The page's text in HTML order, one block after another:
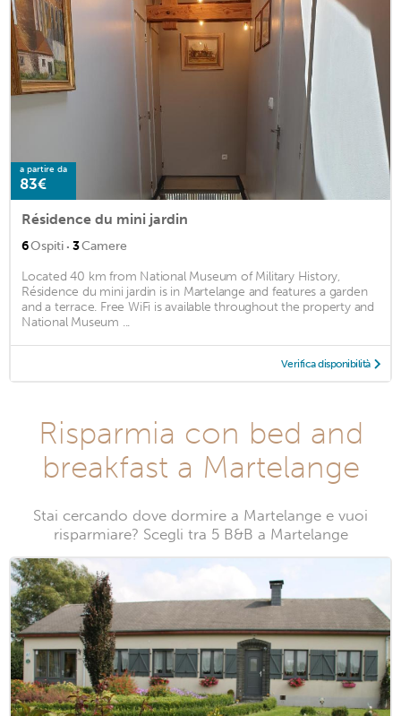
a partire da
83€
Résidence du mini jardin
6Ospiti · 3Camere
Located 40 km from National Museum of Military History,
Résidence du mini jardin is in Martelange and features a garden
and a terrace. Free WiFi is available throughout the property and
National Museum ...
Verifica disponibilità
Risparmia con bed and
breakfast a Martelange
Stai cercando dove dormire a Martelange e vuoi
risparmiare? Scegli tra 5 B&B a Martelange